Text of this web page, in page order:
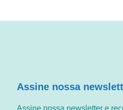
Assine nossa
Assine nossa newsletter e